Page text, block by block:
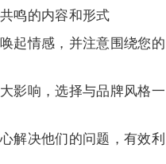
鸣的内容和形式
起情感，并注意围绕您的
影响，选择与品牌风格一
解决他们的问题，有效利